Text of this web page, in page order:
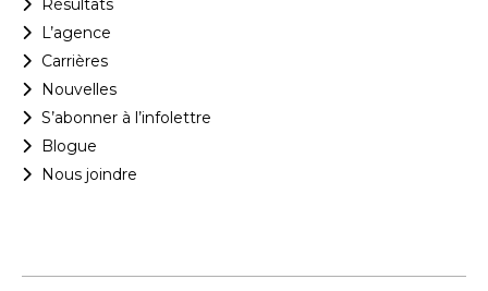
Résultats
L’agence
Carrières
Nouvelles
S’abonner à l’infolettre
Blogue
Nous joindre